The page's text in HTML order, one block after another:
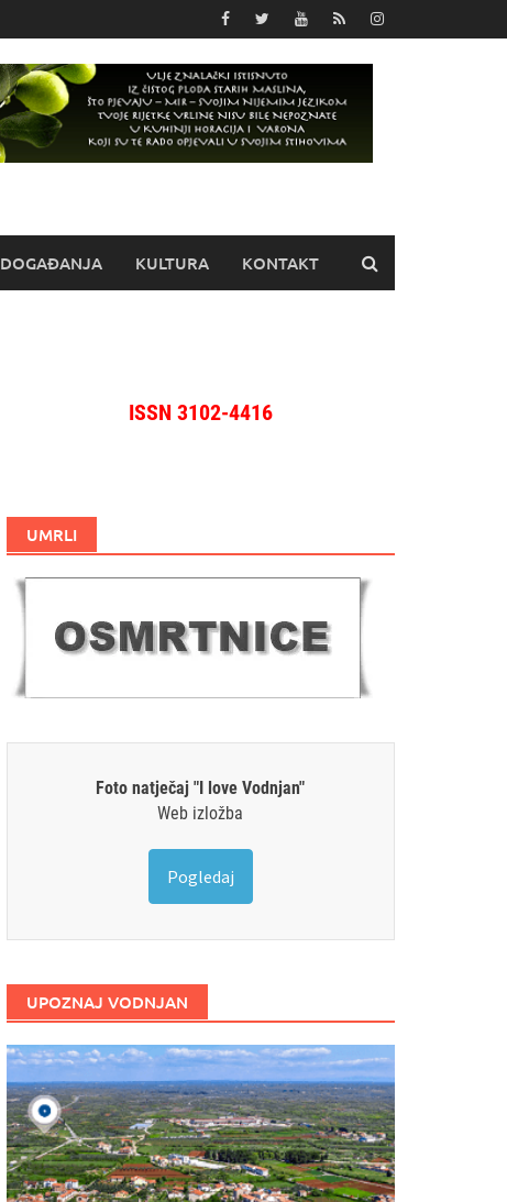
DOGAĐANJA KULTURA KONTAKT
ISSN 3102-4416
UMRLI
Foto natječaj "I love Vodnjan"
Web izložba
Pogledaj
UPOZNAJ VODNJAN